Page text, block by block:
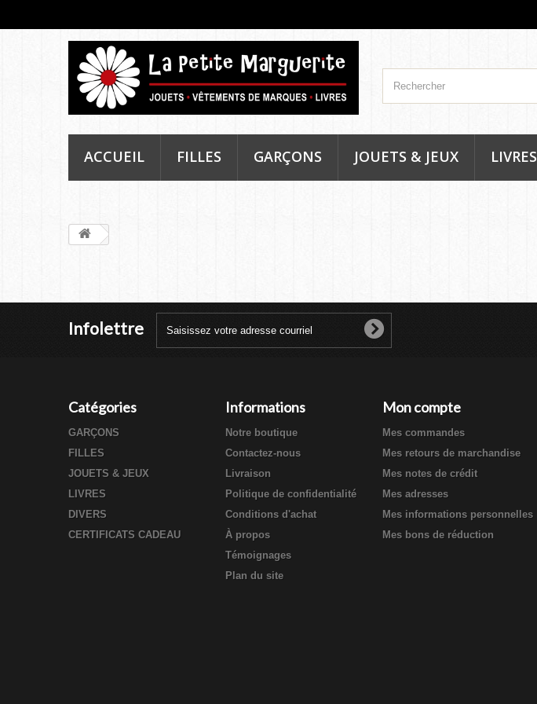
ACCUEIL FILLES GARÇONS JOUETS & JEUX LIVRES
Infolettre
Catégories
GARÇONS
FILLES
JOUETS & JEUX
LIVRES
DIVERS
CERTIFICATS CADEAU
Informations
Notre boutique
Contactez-nous
Livraison
Politique de confidentialité
Conditions d'achat
À propos
Témoignages
Plan du site
Mon compte
Mes commandes
Mes retours de marchandise
Mes notes de crédit
Mes adresses
Mes informations personnelles
Mes bons de réduction